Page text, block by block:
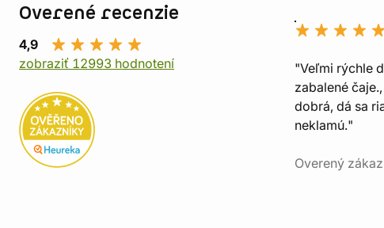
Overené recenzie
4,9
zobraziť 12993 hodnotení
"Veľmi rýchle
zabalené
dobrá, dá sa
neklamú."
Overený